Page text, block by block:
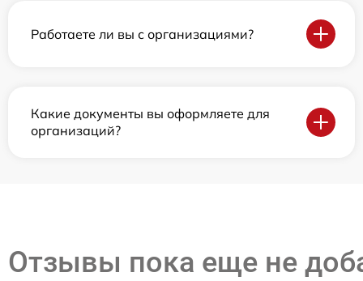
Работаете ли вы с организациями?
Какие документы вы оформляете для
организаций?
Отзывы пока еще не